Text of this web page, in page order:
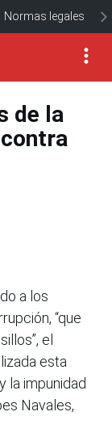
Normas legales
de la
a los
“que
el
esta
la impunidad
Navales,